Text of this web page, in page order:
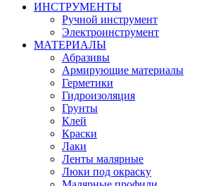
ИНСТРУМЕНТЫ
Ручной инструмент
Электроинструмент
МАТЕРИАЛЫ
Абразивы
Армирующие материалы
Герметики
Гидроизоляция
Грунты
Клей
Краски
Лаки
Ленты малярные
Люки под окраску